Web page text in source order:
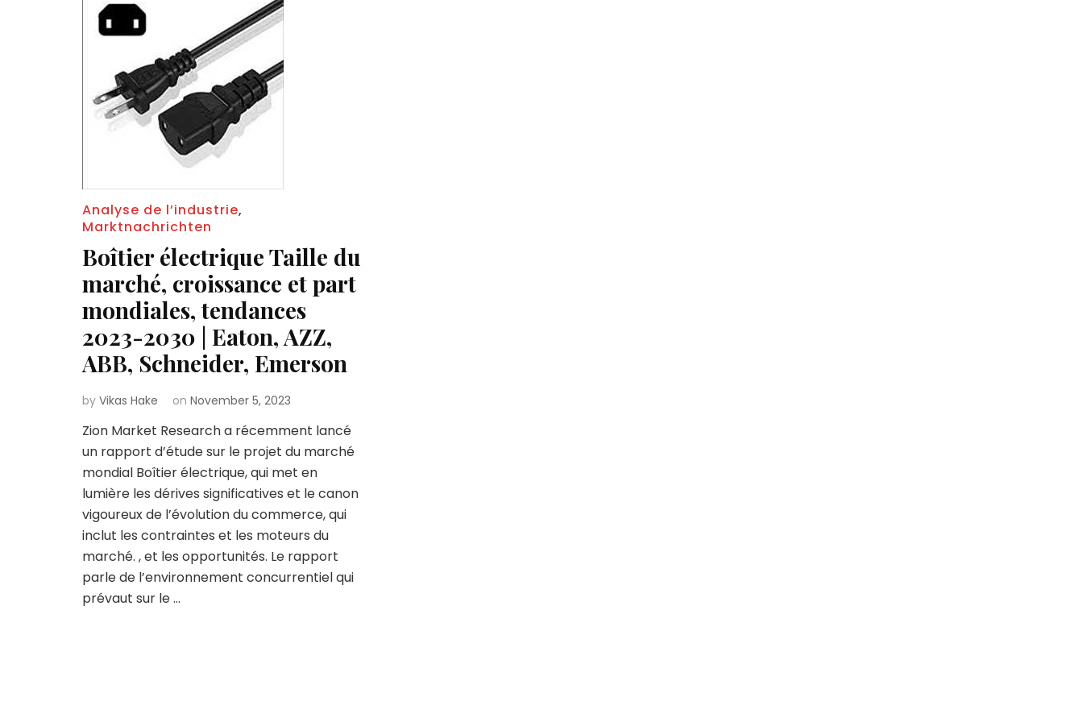
Analyse de l’industrie,
Marktnachrichten
Boîtier électrique Taille du
marché, croissance et part
mondiales, tendances
2023-2030 | Eaton, AZZ,
ABB, Schneider, Emerson
by Vikas Hake on November 5, 2023
Zion Market Research a récemment lancé
un rapport d’étude sur le projet du marché
mondial Boîtier électrique, qui met en
lumière les dérives significatives et le canon
vigoureux de l’évolution du commerce, qui
inclut les contraintes et les moteurs du
marché. , et les opportunités. Le rapport
parle de l’environnement concurrentiel qui
prévaut sur le …